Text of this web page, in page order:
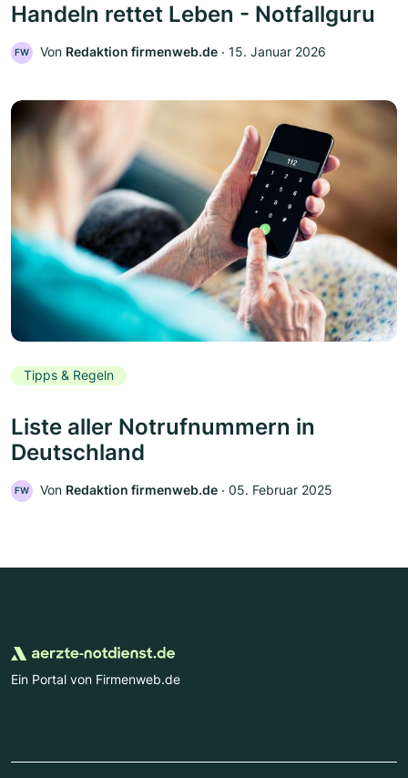
Handeln rettet Leben - Notfallguru
FW Von Redaktion firmenweb.de ‧ 15. Januar 2026
Tipps & Regeln
Liste aller Notrufnummern in
Deutschland
FW Von Redaktion firmenweb.de ‧ 05. Februar 2025
Ein Portal von Firmenweb.de